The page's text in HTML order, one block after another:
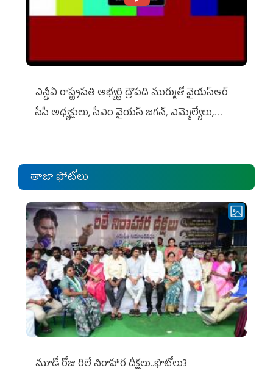
ఎన్డీఏ రాష్ట్ర‌ప‌తి అభ్య‌ర్థి ద్రౌప‌ది ముర్ముతో వైయ‌స్ఆర్
సీపీ అధ్య‌క్షులు, సీఎం వైయ‌స్ జ‌గ‌న్, ఎమ్మెల్యేలు,
తాజా ఫోటోలు
మూడో రోజు రిలే నిరాహార దీక్షలు..ఫొటోలు3